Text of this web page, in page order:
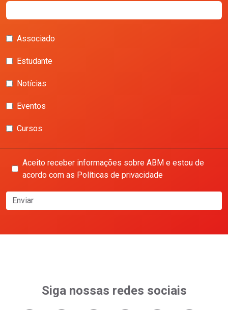
Associado
Estudante
Notícias
Eventos
Cursos
Aceito receber informações sobre ABM e estou de
acordo com as Políticas de privacidade
Enviar
Siga nossas redes sociais